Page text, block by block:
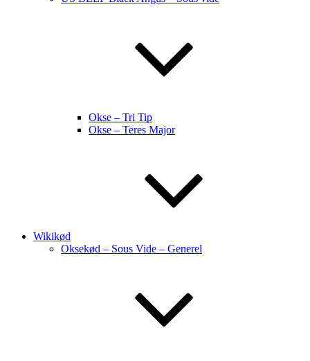
Okse – Tri Tip
Okse – Teres Major
Wikikød
Oksekød – Sous Vide – Generel